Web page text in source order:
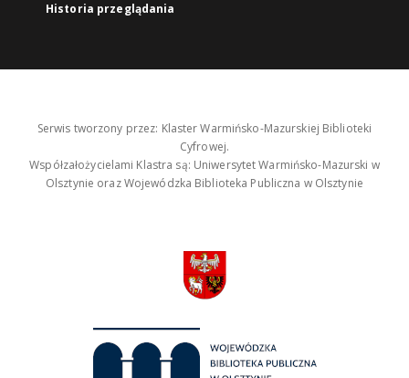
Historia przeglądania
Serwis tworzony przez: Klaster Warmińsko-Mazurskiej Biblioteki
Cyfrowej.
Współzałożycielami Klastra są: Uniwersytet Warmińsko-Mazurski w
Olsztynie oraz Wojewódzka Biblioteka Publiczna w Olsztynie